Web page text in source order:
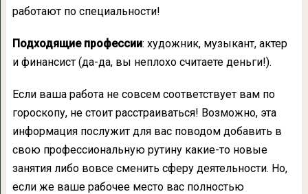
работают по специальности!
Подходящие профессии: художник, музыкант, актер
и финансист (да-да, вы неплохо считаете деньги!).
Если ваша работа не совсем соответствует вам по
гороскопу, не стоит расстраиваться! Возможно, эта
информация послужит для вас поводом добавить в
свою профессиональную рутину какие-то новые
занятия либо вовсе сменить сферу деятельности. Но,
если же ваше рабочее место вас полностью